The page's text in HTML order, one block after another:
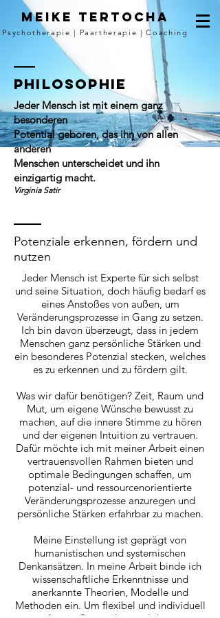
Meike Tertocha
Psychotherapie | Paartherapie | Coaching
Philosophie
Jeder Mensch ist mit einem ganz
besonderen
Potential geboren, das ihn von allen
anderen
Menschen unterscheidet und ihn
einzigartig macht.
Virginia Satir
Potenziale erkennen, fördern und
nutzen
Jeder Mensch ist Experte für sich selbst
und seine Situation, doch häufig bedarf es
eines Anstoßes von außen, um
Veränderungsprozesse in Gang zu setzen.
Ich bin davon überzeugt, dass in jedem
Menschen ganz persönliche Stärken und
ein besonderes Potenzial stecken, welches
es zu erkennen und zu fördern gilt.
Was wir dafür benötigen? Zeit, Raum und
Mut, um eigene Wünsche bewusst zu
machen, auf die innere Stimme zu hören
und der eigenen Intuition zu vertrauen.
Dafür möchte ich mit meiner Arbeit einen
vertrauensvollen Rahmen bieten und
optimale Bedingungen schaffen, um
potenzial- und ressourcenorientierte
Veränderungsprozesse anzuregen und
persönliche Stärken erfahrbar zu machen.
Meine Einstellung ist geprägt von
humanistischen und systemischen
Denkansätzen. In meine Arbeit binde ich
wissenschaftliche Erkenntnisse und
anerkannte Theorien, Modelle und
Methoden ein. Um flexibel und individuell